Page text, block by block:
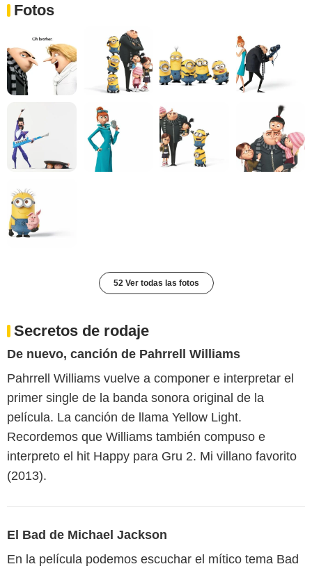
Fotos
52 Ver todas las fotos
Secretos de rodaje
De nuevo, canción de Pahrrell Williams
Pahrrell Williams vuelve a componer e interpretar el
primer single de la banda sonora original de la
película. La canción de llama Yellow Light.
Recordemos que Williams también compuso e
interpreto el hit Happy para Gru 2. Mi villano favorito
(2013).
El Bad de Michael Jackson
En la película podemos escuchar el mítico tema Bad